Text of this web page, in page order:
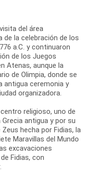
del área
de la celebración de los
a.C. y continuaron
de los Juegos
Atenas, aunque la
de Olimpia, donde se
antigua ceremonia y
organizadora.
religioso, uno de
antigua y por su
hecha por Fidias, la
Maravillas del Mundo
excavaciones
Fidias, con